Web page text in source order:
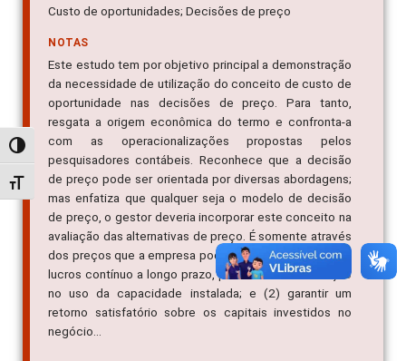
Alternar alto contraste
Alternar tamanho da fonte
Custo de oportunidades; Decisões de preço
NOTAS
Este estudo tem por objetivo principal a demonstração
da necessidade de utilização do conceito de custo de
oportunidade nas decisões de preço. Para tanto,
resgata a origem econômica do termo e confronta-a
com as operacionalizações propostas pelos
pesquisadores contábeis. Reconhece que a decisão
de preço pode ser orientada por diversas abordagens;
mas enfatiza que qualquer seja o modelo de decisão
de preço, o gestor deveria incorporar este conceito na
avaliação das alternativas de preço. É somente através
dos preços que a empresa pode: (1) obter um fluxo de
lucros contínuo a longo prazo, permitindo a otimização
no uso da capacidade instalada; e (2) garantir um
retorno satisfatório sobre os capitais investidos no
negócio...